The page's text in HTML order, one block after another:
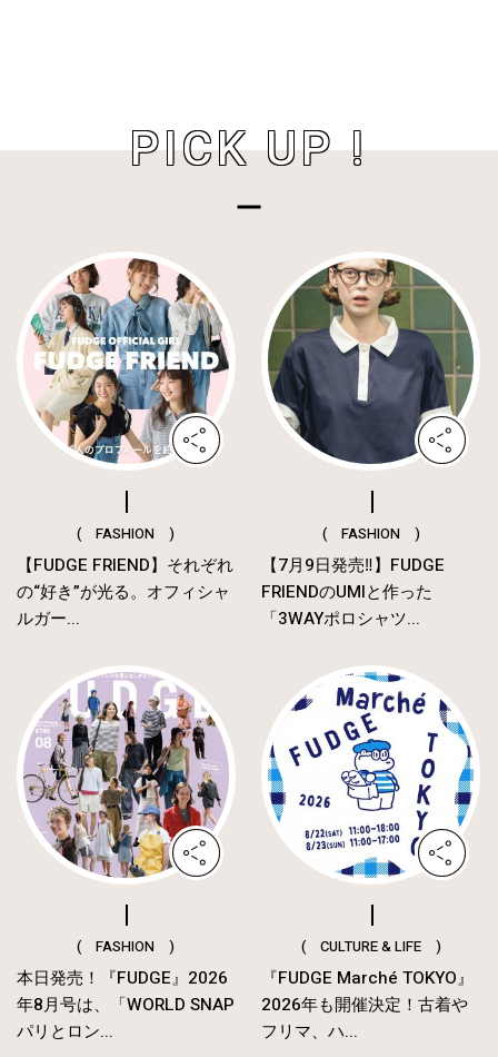
PICK UP !
( FASHION )
【FUDGE FRIEND】それぞれ
の“好き”が光る。オフィシャ
ルガー...
( FASHION )
【7月9日発売‼︎】FUDGE
FRIENDのUMIと作った
「3WAYポロシャツ...
( FASHION )
本日発売！『FUDGE』2026
年8月号は、「WORLD SNAP
パリとロン...
( CULTURE & LIFE )
『FUDGE Marché TOKYO』
2026年も開催決定！古着や
フリマ、ハ...